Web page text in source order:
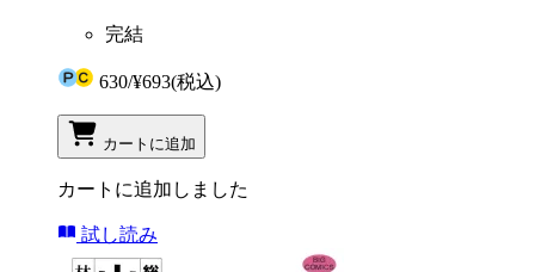
完結
630/¥693(税込)
カートに追加
カートに追加しました
試し読み